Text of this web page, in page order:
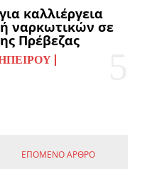
καλλιέργεια
ναρκωτικών σε
Πρέβεζας
ΕΠΌΜΕΝΟ ΆΡΘΡΟ